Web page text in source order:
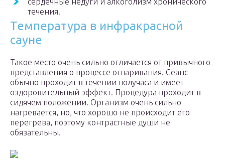
течения.
Температура в инфракрасной
сауне
Такое место очень сильно отличается от привычного
представления о процессе отпаривания. Сеанс
обычно проходит в течении получаса и имеет
оздоровительный эффект. Процедура проходит в
сидячем положении. Организм очень сильно
нагревается, но, что хорошо не происходит его
перегрева, поэтому контрастные души не
обязательны.